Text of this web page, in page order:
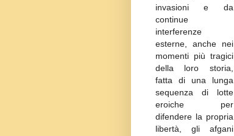
invasioni e da
continue
interferenze
esterne, anche nei
momenti più tragici
della loro storia,
fatta di una lunga
sequenza di lotte
eroiche per
difendere la propria
libertà, gli afgani